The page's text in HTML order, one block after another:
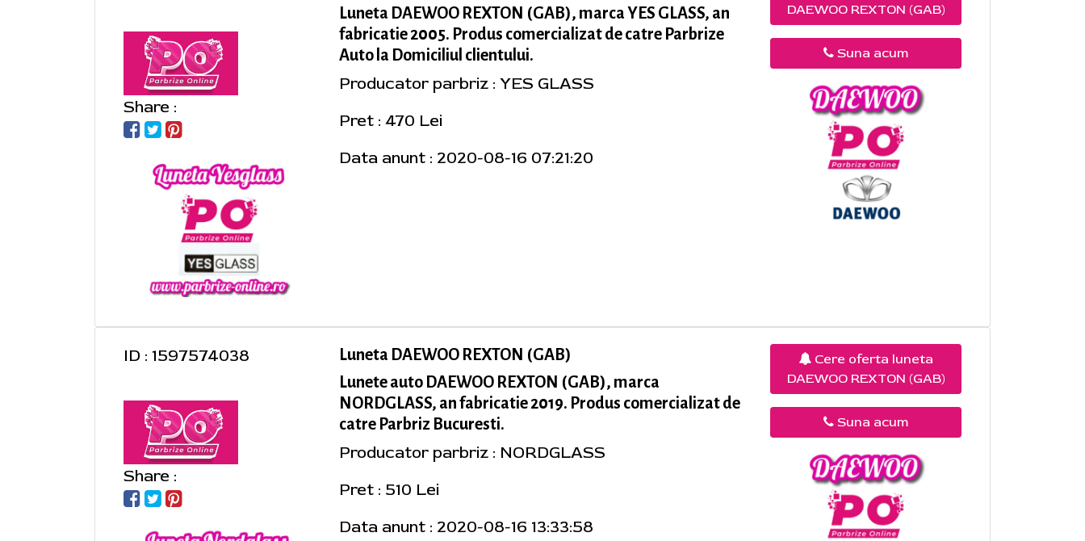
Share :
Luneta DAEWOO REXTON (GAB), marca YES GLASS, an
fabricatie 2005. Produs comercializat de catre Parbrize
Auto la Domiciliul clientului.
Producator parbriz : YES GLASS
Pret : 470 Lei
Data anunt : 2020-08-16 07:21:20
DAEWOO REXTON (GAB)
Suna acum
ID : 1597574038
Share :
Luneta DAEWOO REXTON (GAB)
Lunete auto DAEWOO REXTON (GAB), marca
NORDGLASS, an fabricatie 2019. Produs comercializat de
catre Parbriz Bucuresti.
Producator parbriz : NORDGLASS
Pret : 510 Lei
Data anunt : 2020-08-16 13:33:58
Cere oferta luneta
DAEWOO REXTON (GAB)
Suna acum